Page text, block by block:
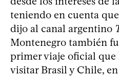
teniendo en cuenta
dijo al canal argentino
Montenegro también
primer viaje oficial que
visitar Brasil y Chile,